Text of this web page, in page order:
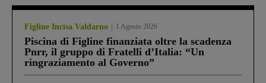
Figline Incisa Valdarno 1 Agosto 2026
Piscina di Figline finanziata oltre la scadenza
Pnrr, il gruppo di Fratelli d’Italia: “Un
ringraziamento al Governo”